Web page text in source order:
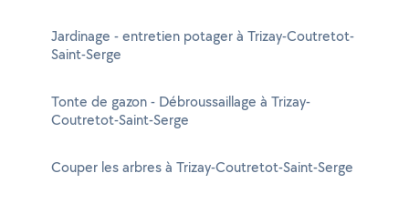
Jardinage - entretien potager à Trizay-Coutretot-
Saint-Serge
Tonte de gazon - Débroussaillage à Trizay-
Coutretot-Saint-Serge
Couper les arbres à Trizay-Coutretot-Saint-Serge